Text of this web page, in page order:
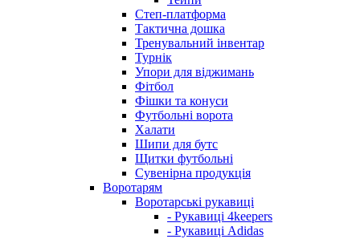
Степ-платформа
Тактична дошка
Тренувальний інвентар
Турнік
Упори для віджимань
Фітбол
Фішки та конуси
Футбольні ворота
Халати
Шипи для бутс
Щитки футбольні
Сувенірна продукція
Воротарям
Воротарські рукавиці
- Рукавиці 4keepers
- Рукавиці Adidas